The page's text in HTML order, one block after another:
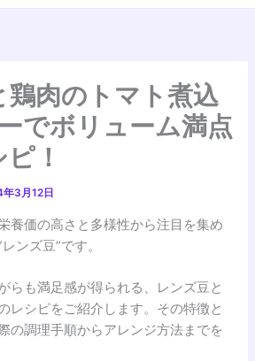
鶏肉のトマト煮込
でボリューム満点
！
3月12日
養価の高さと多様性から注目を集め
ンズ豆”です。
らも満足感が得られる、レンズ豆と
レシピをご紹介します。その特徴と
の調理手順からアレンジ方法までを